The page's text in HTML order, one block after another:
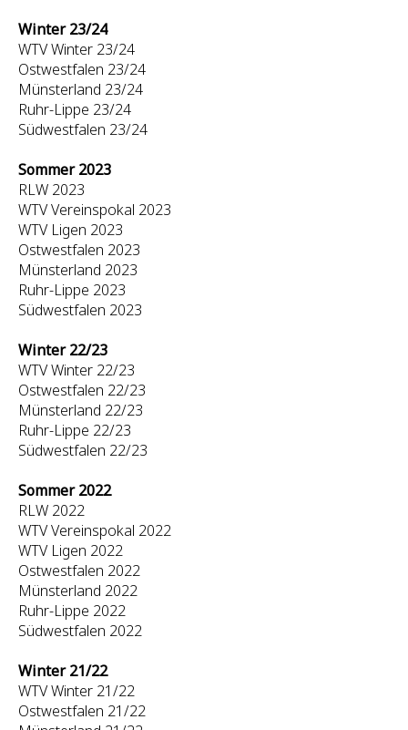
Winter 23/24
WTV Winter 23/24
Ostwestfalen 23/24
Münsterland 23/24
Ruhr-Lippe 23/24
Südwestfalen 23/24
Sommer 2023
RLW 2023
WTV Vereinspokal 2023
WTV Ligen 2023
Ostwestfalen 2023
Münsterland 2023
Ruhr-Lippe 2023
Südwestfalen 2023
Winter 22/23
WTV Winter 22/23
Ostwestfalen 22/23
Münsterland 22/23
Ruhr-Lippe 22/23
Südwestfalen 22/23
Sommer 2022
RLW 2022
WTV Vereinspokal 2022
WTV Ligen 2022
Ostwestfalen 2022
Münsterland 2022
Ruhr-Lippe 2022
Südwestfalen 2022
Winter 21/22
WTV Winter 21/22
Ostwestfalen 21/22